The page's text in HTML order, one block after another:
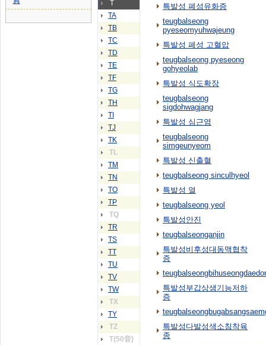
T
TA
TB
TC
TD
TE
TF
TG
TH
TI
TJ
TK
TL
TM
TN
TO
TP
TQ
TR
TS
TT
TU
TV
TW
TX
TY
TZ
T(50音)
특발성 폐섬유화증
teugbalseong
pyeseomyuhwajeung
특발성 폐성 고혈압
teugbalseong pyeseong
gohyeolab
특발성 식도확장
teugbalseong
sigdohwagjang
특발성 심근염
teugbalseong
simgeunyeom
특발성 신출혈
teugbalseong sinculhyeol
특발성 열
teugbalseong yeol
특발성안진
teugbalseonganjin
특발성비후성대동맥협착
증
특발성부갑상샘기능저하
증
특발성다발성색소침착육
종